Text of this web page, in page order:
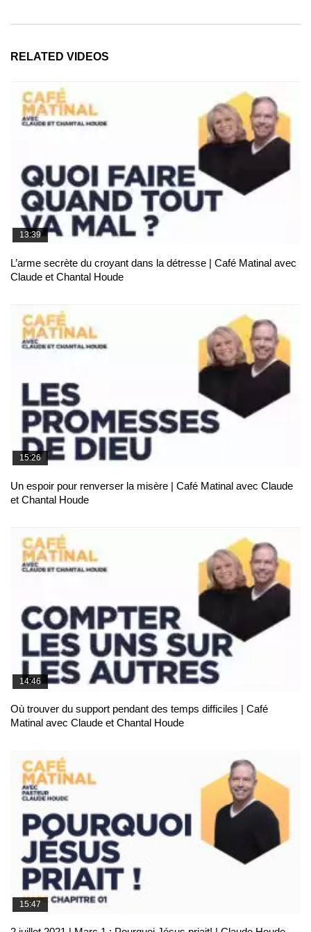
RELATED VIDEOS
13:39
L’arme secrète du croyant dans la détresse | Café Matinal avec
Claude et Chantal Houde
15:26
Un espoir pour renverser la misère | Café Matinal avec Claude
et Chantal Houde
14:46
Où trouver du support pendant des temps difficiles | Café
Matinal avec Claude et Chantal Houde
15:47